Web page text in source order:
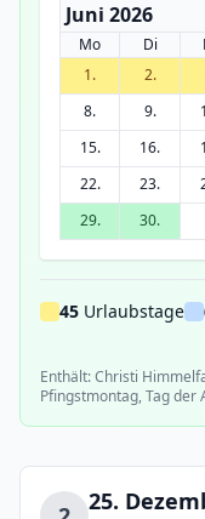
Juni 2026
Mo Di
1.
2.
8.
9.
15.
16.
22.
23.
29.
30.
45 Urlaubstage
Enthält: Christi
Pfingstmontag, Tag der
25.